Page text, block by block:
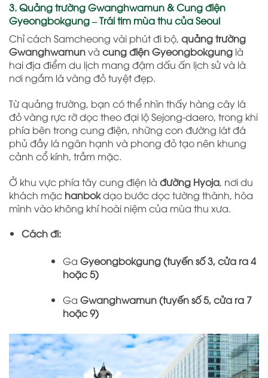
3. Quảng trường Gwanghwamun & Cung điện
Gyeongbokgung – Trái tim mùa thu của Seoul
Chỉ cách Samcheong vài phút đi bộ, quảng trường
Gwanghwamunvà cung điện Gyeongbokgung là
hai địa điểm du lịch mang đậm dấu ấn lịch sử và là
nơi ngắm lá vàng đỏ tuyệt đẹp.
Từ quảng trường, bạn có thể nhìn thấy hàng cây lá
đỏ vàng rực rỡ dọc theo đại lộ Sejong-daero, trong khi
phía bên trong cung điện, những con đường lát đá
phủ đầy lá ngân hạnh và phong đỏ tạo nên khung
cảnh cổ kính, trầm mặc.
Ở khu vực phía tây cung điện là đường Hyoja, nơi du
khách mặc hanbokdạo bước dọc tường thành, hòa
mình vào không khí hoài niệm của mùa thu xưa.
Cách đi:
Ga Gyeongbokgung (tuyến số 3, cửa ra 4
hoặc 5)
Ga Gwanghwamun (tuyến số 5, cửa ra 7
hoặc 9)